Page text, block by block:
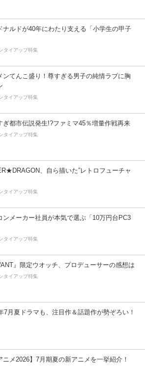
ナルドが40年にわたり支える「小学生の甲子
タイアップ特集
ンてんこ盛り！尊すぎる男子の純情ラブに胸
タイアップ特集
ぎ都市伝説発生!?ファミマ45％増量作戦再来
タイアップ特集
、自ら描いた”レトロフューチャ
タイアップ特集
ンメーカー社員が本気で選ぶ「10万円台PC3
タイアップ特集
』限定ウオッチ、プロデューサーの感想は
タイアップ特集
7月夏ドラマも、注目作＆話題作が勢ぞろい！
ニメ2026】7月期夏の新アニメを一挙紹介！